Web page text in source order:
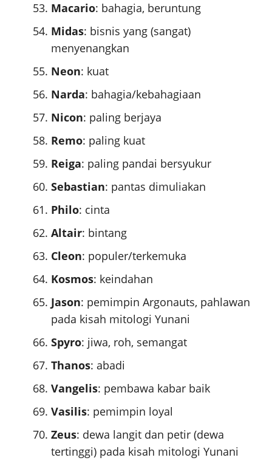
Macario: bahagia, beruntung
Midas: bisnis yang (sangat)
menyenangkan
Neon: kuat
Narda: bahagia/kebahagiaan
Nicon: paling berjaya
Remo: paling kuat
Reiga: paling pandai bersyukur
Sebastian: pantas dimuliakan
Philo: cinta
Altair: bintang
Cleon: populer/terkemuka
Kosmos: keindahan
Jason: pemimpin Argonauts, pahlawan
pada kisah mitologi Yunani
Spyro: jiwa, roh, semangat
Thanos: abadi
Vangelis: pembawa kabar baik
Vasilis: pemimpin loyal
Zeus: dewa langit dan petir (dewa
tertinggi) pada kisah mitologi Yunani